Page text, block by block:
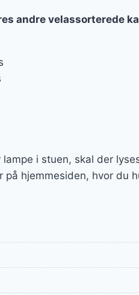
andre velassorterede
lampe i stuen, skal der
på hjemmesiden, hvor du